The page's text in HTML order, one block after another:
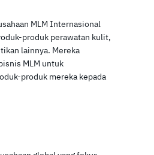
MLM Internasional
produk perawatan kulit,
lainnya. Mereka
MLM untuk
produk mereka kepada